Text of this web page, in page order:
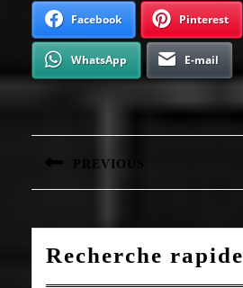
Facebook Pinterest
WhatsApp E-mail
Navigation
de
l’articlePREVIOUS
Recherche rapide